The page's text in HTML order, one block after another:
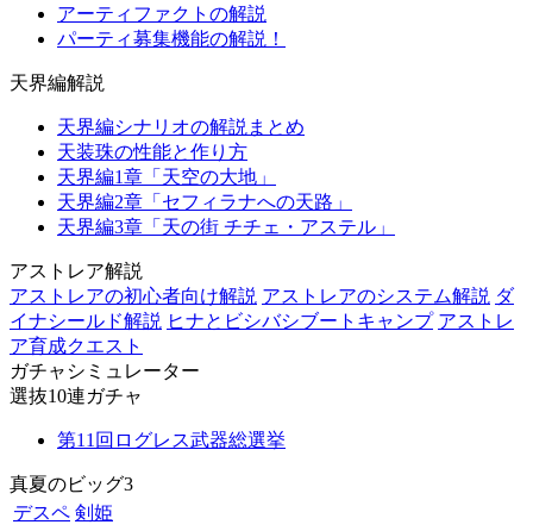
アーティファクトの解説
パーティ募集機能の解説！
天界編解説
天界編シナリオの解説まとめ
天装珠の性能と作り方
天界編1章「天空の大地」
天界編2章「セフィラナへの天路」
天界編3章「天の街 チチェ・アステル」
アストレア解説
アストレアの初心者向け解説 アストレアのシステム解説 ダ
イナシールド解説 ヒナとビシバシブートキャンプ アストレ
ア育成クエスト
ガチャシミュレーター
選抜10連ガチャ
第11回ログレス武器総選挙
真夏のビッグ3
デスペ 剣姫